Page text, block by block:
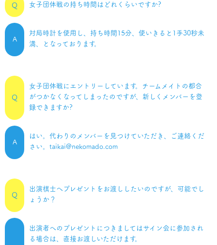
Q 女子団体戦の持ち時間はどれくらいですか?
A
対局時計を使用し、持ち時間15分、使いきると1手30秒未
満、となっております。
Q
女子団体戦にエントリーしています。チームメイトの都合
がつかなくなってしまったのですが、新しくメンバーを登
録できますか?
A
はい。代わりのメンバーを見つけていただき、ご連絡くだ
さい。taikai@nekomado.com
Q
出演棋士へプレゼントをお渡ししたいのですが、可能でし
ょうか？
出演者へのプレゼントにつきましてはサイン会に参加され
る場合は、直接お渡しいただけます。